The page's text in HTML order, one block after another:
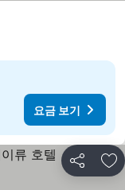
요금 보기
공유 즐